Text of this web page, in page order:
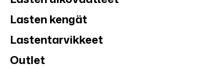
Lasten kengät
Lastentarvikkeet
Outlet